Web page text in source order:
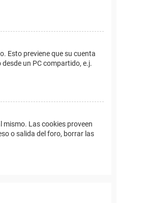
Esto previene que su cuenta
un PC compartido, e.j.
Las cookies proveen
o salida del foro, borrar las